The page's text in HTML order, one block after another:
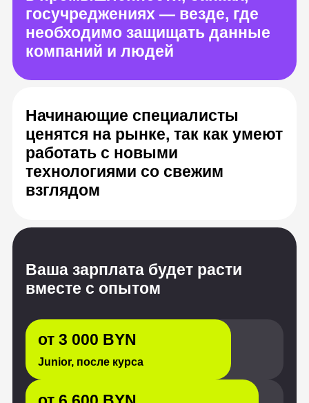
Ваша зарплата будет расти
вместе с опытом
от 3 000 BYN
Junior, после курса
от 6 600 BYN
от 10 200 BYN
Источник: «Хабр Карьера», HeadHunter
работать с новыми
технологиями со свежим
взглядом